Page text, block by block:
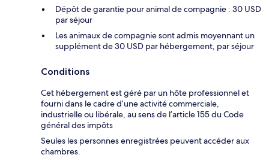
Dépôt de garantie pour animal de compagnie : 30 USD
par séjour
Les animaux de compagnie sont admis moyennant un
supplément de 30 USD par hébergement, par séjour
Conditions
Cet hébergement est géré par un hôte professionnel et
fourni dans le cadre d’une activité commerciale,
industrielle ou libérale, au sens de l’article 155 du Code
général des impôts
Seules les personnes enregistrées peuvent accéder aux
chambres.